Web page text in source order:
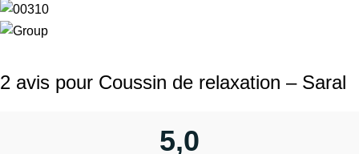
2 avis pour Coussin de relaxation – Saral
5,0